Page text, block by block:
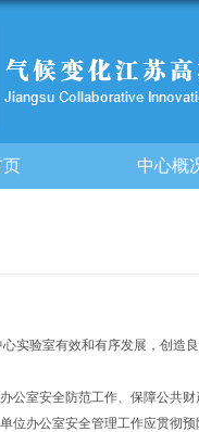
页 中心概
实验室有效和有序发展，创造
公室安全防范工作、保障公共
位办公室安全管理工作应贯彻